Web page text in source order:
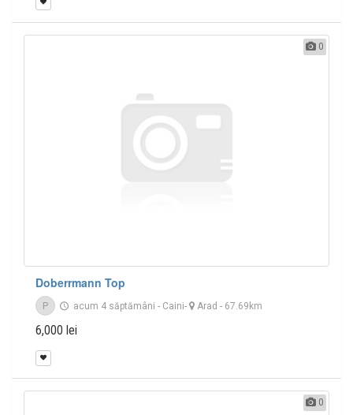
0
Doberrmann Top
P acum 4 săptămâni - Caini- Arad - 67.69km
6,000 lei
0